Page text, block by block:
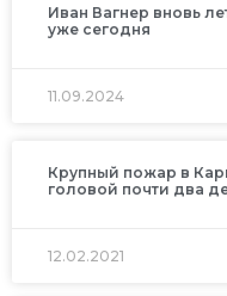
Иван Вагнер вновь
уже сегодня
11.09.2024
Крупный пожар в
головой почти два
12.02.2021